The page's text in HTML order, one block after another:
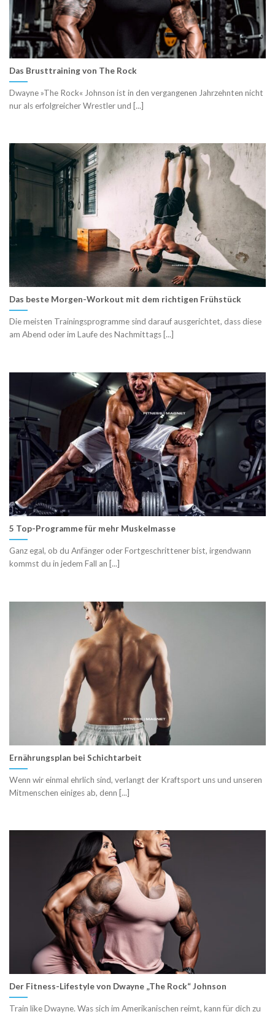
Das Brusttraining von The Rock
Dwayne »The Rock« Johnson ist in den vergangenen Jahrzehnten nicht
nur als erfolgreicher Wrestler und [...]
Das beste Morgen-Workout mit dem richtigen Frühstück
Die meisten Trainingsprogramme sind darauf ausgerichtet, dass diese
am Abend oder im Laufe des Nachmittags [...]
5 Top-Programme für mehr Muskelmasse
Ganz egal, ob du Anfänger oder Fortgeschrittener bist, irgendwann
kommst du in jedem Fall an [...]
Ernährungsplan bei Schichtarbeit
Wenn wir einmal ehrlich sind, verlangt der Kraftsport uns und unseren
Mitmenschen einiges ab, denn [...]
Der Fitness-Lifestyle von Dwayne „The Rock“ Johnson
Train like Dwayne. Was sich im Amerikanischen reimt, kann für dich zu